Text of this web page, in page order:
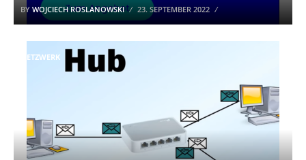
BY WOJCIECH ROSLANOWSKI 23. SEPTEMBER 2022
NETZWERK